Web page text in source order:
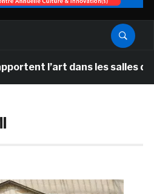
l’art dans les salles de